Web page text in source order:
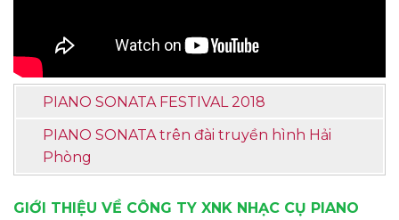
PIANO SONATA FESTIVAL 2018
PIANO SONATA trên đài truyền hình Hải
Phòng
GIỚI THIỆU VỀ CÔNG TY XNK NHẠC CỤ PIANO